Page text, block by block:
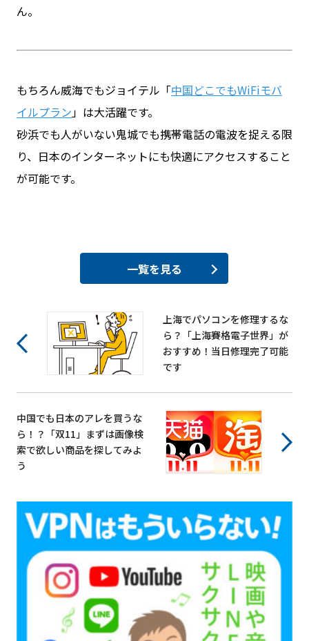
ん。
もちろん威海でもジョイテル「中国どこでもWiFiモバ
イルプラン」は大活躍です。
砂浜でも人がいない鬼城でも携帯電話の電波を捉える限
り、日本のインターネットにも快適にアクセスすること
が可能です。
一覧を見る
上海でパソコンを修理するな
ら？「上海賽格電子世界」が
おすすめ！当日修理完了可能
です
中国でも日本のアレを買うな
ら！？「双11」まずは画像検
索で欲しい商品を探してみよ
う